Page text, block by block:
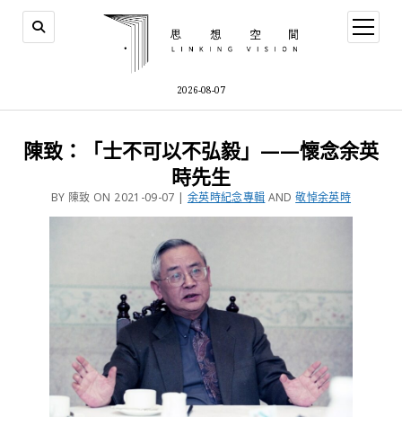
2026-08-07
陳致：「士不可以不弘毅」——懷念余英
時先生
BY 陳致 ON 2021-09-07 | 余英時紀念專輯 AND敬悼余英時